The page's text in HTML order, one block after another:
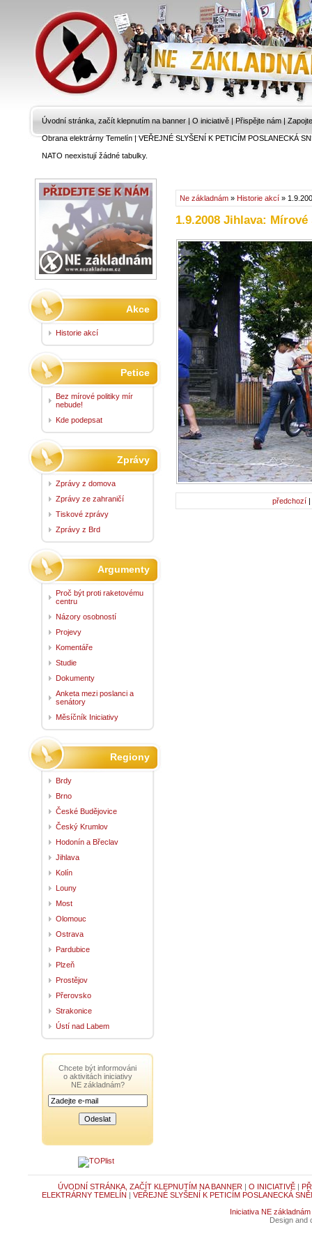
Úvodní stránka, začít klepnutím na banner | O iniciativě | Přispějte nám |
Obrana elektrárny Temelín|VEŘEJNÉ SLYŠENÍ K PETICÍM POSLANECKÁ
NATO neexistují žádné tabulky.
Ne základnám » Historie akcí »
1.9.2008 Jihlava:
předchozí |
Akce
Historie akcí
Petice
Bez mírové politiky mír
nebude!
Kde podepsat
Zprávy
Zprávy z domova
Zprávy ze zahraničí
Tiskové zprávy
Zprávy z Brd
Argumenty
Proč být proti raketovému
centru
Názory osobností
Projevy
Komentáře
Studie
Dokumenty
Anketa mezi poslanci a
senátory
Měsíčník Iniciativy
Regiony
Brdy
Brno
České Budějovice
Český Krumlov
Hodonín a Břeclav
Jihlava
Kolín
Louny
Most
Olomouc
Ostrava
Pardubice
Plzeň
Prostějov
Přerovsko
Strakonice
Ústí nad Labem
Chcete být informováni
o aktivitách iniciativy
NE základnám?
ÚVODNÍ STRÁNKA, ZAČÍT KLEPNUTÍM NA BANNER | O INICIATIVĚ|
ELEKTRÁRNY TEMELÍN | VEŘEJNÉ SLYŠENÍ K PETICÍM POSLANECKÁ
Iniciativa NE základnám
Design and